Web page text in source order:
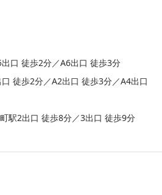
口 徒歩2分／A6出口 徒歩3分
徒歩2分／A2出口 徒歩3分／A4出口
駅2出口 徒歩8分／3出口 徒歩9分